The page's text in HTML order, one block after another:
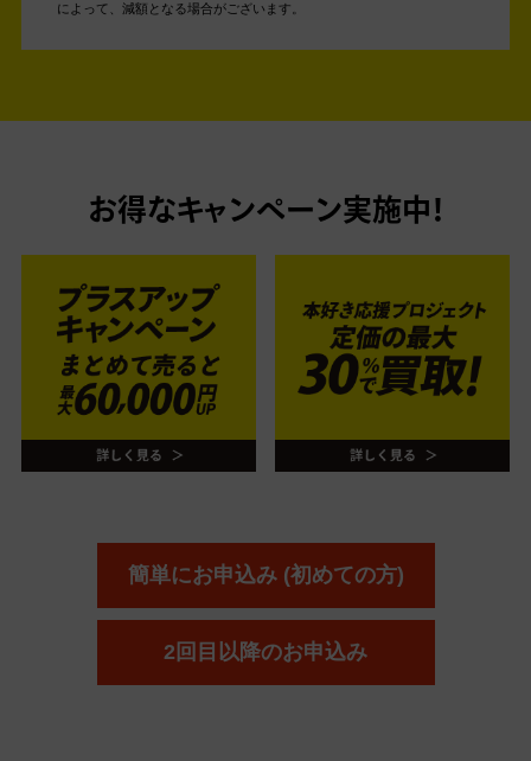
によって、減額となる場合がございます。
お得なキャンペーン実施中！
簡単にお申込み (初めての方)
2回目以降のお申込み